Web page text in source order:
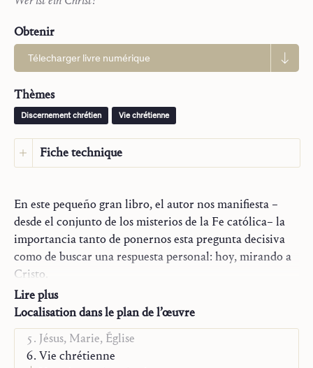
Obtenir
Télecharger livre numérique
Thèmes
Discernement chrétien Vie chrétienne
Fiche technique
Langue d’origine : Allemand
Maison d’édition : Ediciones San Juan
Traducteurs : Juan Manuel Sara, Manuel
Olasagasti
Année :
Genre :
En este pequeño gran libro, el autor nos manifiesta –
desde el conjunto de los misterios de la Fe católica– la
importancia tanto de ponernos esta pregunta decisiva
como de buscar una respuesta personal: hoy, mirando a
Cristo.
Lire plus
Localisation dans le plan de l’œuvre
La Trilogie
Essais
Monographies
Parole et contemplation
Jésus, Marie, Église
Vie chrétienne